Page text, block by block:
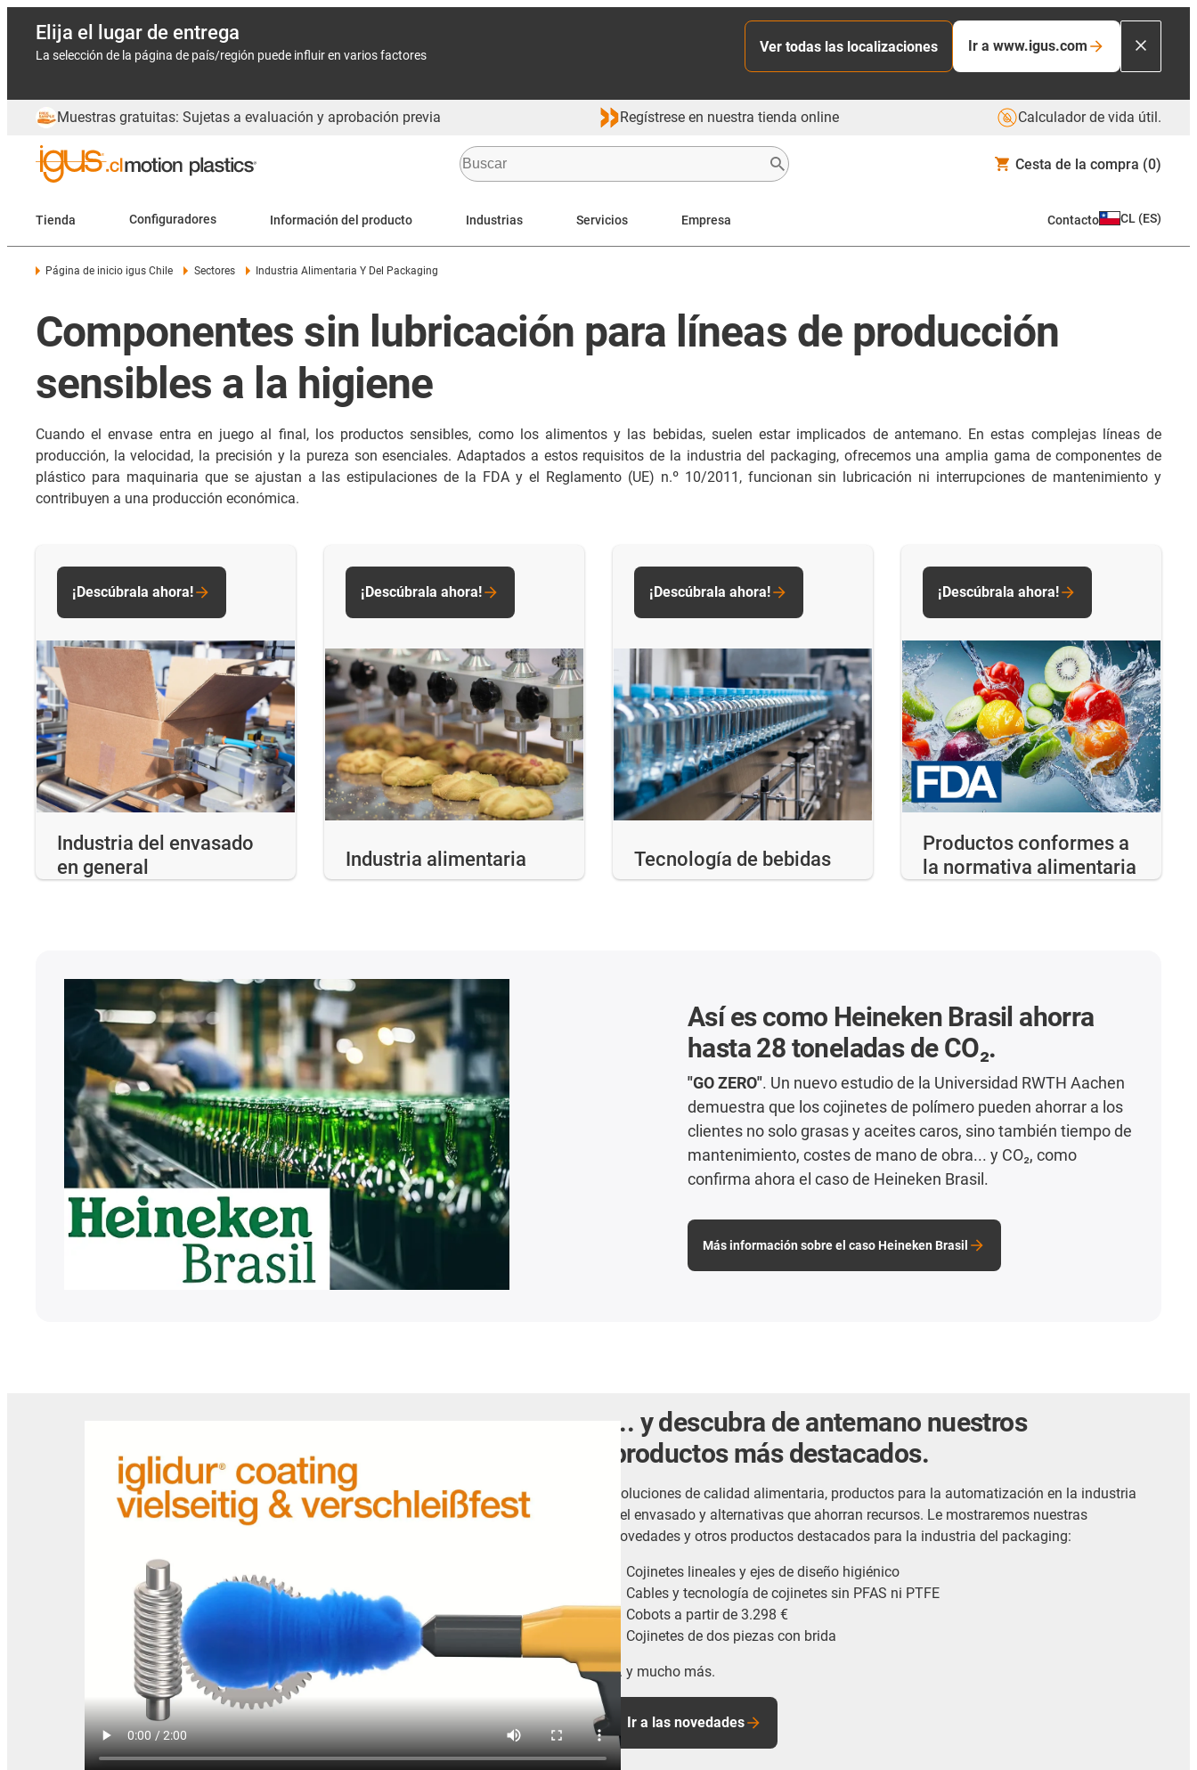
Elija el lugar de entrega
La selección de la página de país/región puede influir en varios factores
Ver todas las localizaciones Ir a www.igus.com
Muestras gratuitas: Sujetas a evaluación y aprobación previa Regístrese en nuestra tienda online Calculador de vida útil.
Cesta de la compra (0)
Tienda Configuradores Información del producto Industrias Servicios Empresa Contacto CL (ES)
Página de inicio igus Chile Sectores Industria Alimentaria Y Del Packaging
Componentes sin lubricación para líneas de producción
sensibles a la higiene
Cuando el envase entra en juego al final, los productos sensibles, como los alimentos y las bebidas, suelen estar implicados de antemano. En estas complejas líneas de
producción, la velocidad, la precisión y la pureza son esenciales. Adaptados a estos requisitos de la industria del packaging, ofrecemos una amplia gama de componentes de
plástico para maquinaria que se ajustan a las estipulaciones de la FDA y el Reglamento (UE) n.º 10/2011, funcionan sin lubricación ni interrupciones de mantenimiento y
contribuyen a una producción económica.
Industria del envasado
en general
¡Descúbrala ahora!
Industria alimentaria
¡Descúbrala ahora!
Tecnología de bebidas
¡Descúbrala ahora!
Productos conformes a
la normativa alimentaria
¡Descúbrala ahora!
Así es como Heineken Brasil ahorra
hasta 28 toneladas de CO₂.
"GO ZERO". Un nuevo estudio de la Universidad RWTH Aachen
demuestra que los cojinetes de polímero pueden ahorrar a los
clientes no solo grasas y aceites caros, sino también tiempo de
mantenimiento, costes de mano de obra... y CO₂, como
confirma ahora el caso de Heineken Brasil.
Más información sobre el caso Heineken Brasil
... y descubra de antemano nuestros
productos más destacados.
Soluciones de calidad alimentaria, productos para la automatización en la industria
del envasado y alternativas que ahorran recursos. Le mostraremos nuestras
novedades y otros productos destacados para la industria del packaging:
Cojinetes lineales y ejes de diseño higiénico
Cables y tecnología de cojinetes sin PFAS ni PTFE
Cobots a partir de 3.298 €
Cojinetes de dos piezas con brida
... y mucho más.
Ir a las novedades